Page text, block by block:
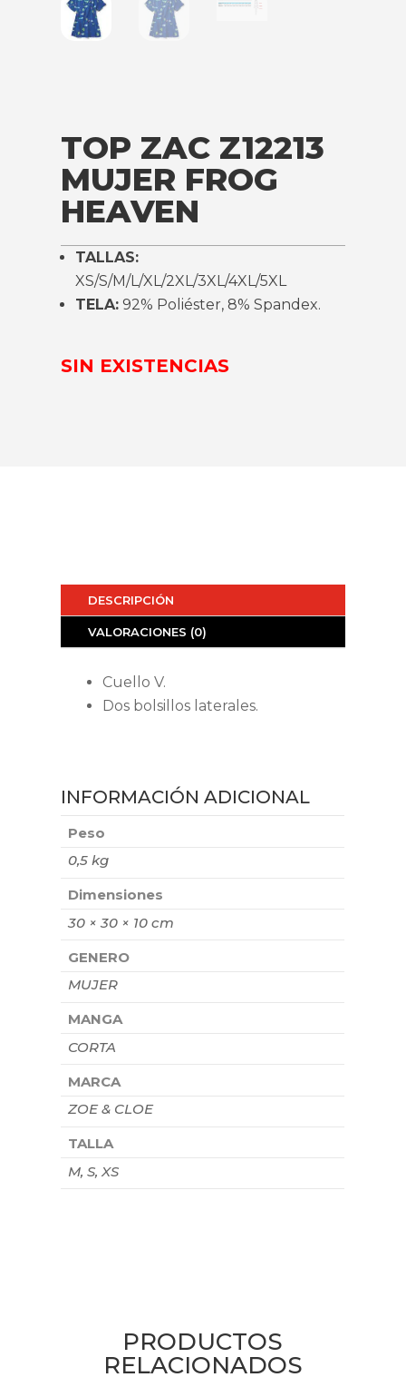
TOP ZAC Z12213
MUJER FROG
HEAVEN
TALLAS:
XS/S/M/L/XL/2XL/3XL/4XL/5XL
TELA: 92% Poliéster, 8% Spandex.
SIN EXISTENCIAS
DESCRIPCIÓN
VALORACIONES (0)
Cuello V.
Dos bolsillos laterales.
INFORMACIÓN ADICIONAL
Peso
0,5 kg
Dimensiones
30 × 30 × 10 cm
GENERO
MUJER
MANGA
CORTA
MARCA
ZOE & CLOE
TALLA
M, S, XS
PRODUCTOS
RELACIONADOS